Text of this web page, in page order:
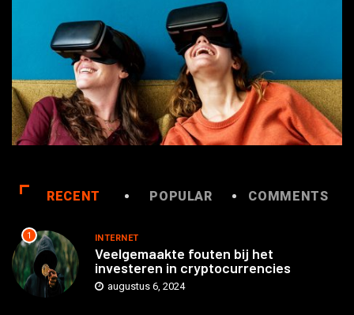
RECENT POPULAR COMMENTS
1 INTERNET
Veelgemaakte fouten bij het
investeren in cryptocurrencies
augustus 6, 2024